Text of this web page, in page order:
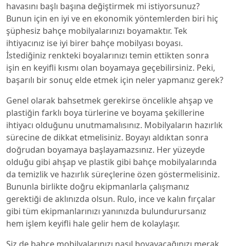
havasını başlı başına değiştirmek mi istiyorsunuz?
Bunun için en iyi ve en ekonomik yöntemlerden biri hiç
şüphesiz bahçe mobilyalarınızı boyamaktır. Tek
ihtiyacınız ise iyi birer bahçe mobilyası boyası.
İstediğiniz renkteki boyalarınızı temin ettikten sonra
işin en keyifli kısmı olan boyamaya geçebilirsiniz. Peki,
başarılı bir sonuç elde etmek için neler yapmanız gerek?
Genel olarak bahsetmek gerekirse öncelikle ahşap ve
plastiğin farklı boya türlerine ve boyama şekillerine
ihtiyacı olduğunu unutmamalısınız. Mobilyaların hazırlık
sürecine de dikkat etmelisiniz. Boyayı aldıktan sonra
doğrudan boyamaya başlayamazsınız. Her yüzeyde
olduğu gibi ahşap ve plastik gibi bahçe mobilyalarında
da temizlik ve hazırlık süreçlerine özen göstermelisiniz.
Bununla birlikte doğru ekipmanlarla çalışmanız
gerektiği de aklınızda olsun. Rulo, ince ve kalın fırçalar
gibi tüm ekipmanlarınızı yanınızda bulundurursanız
hem işlem keyifli hale gelir hem de kolaylaşır.